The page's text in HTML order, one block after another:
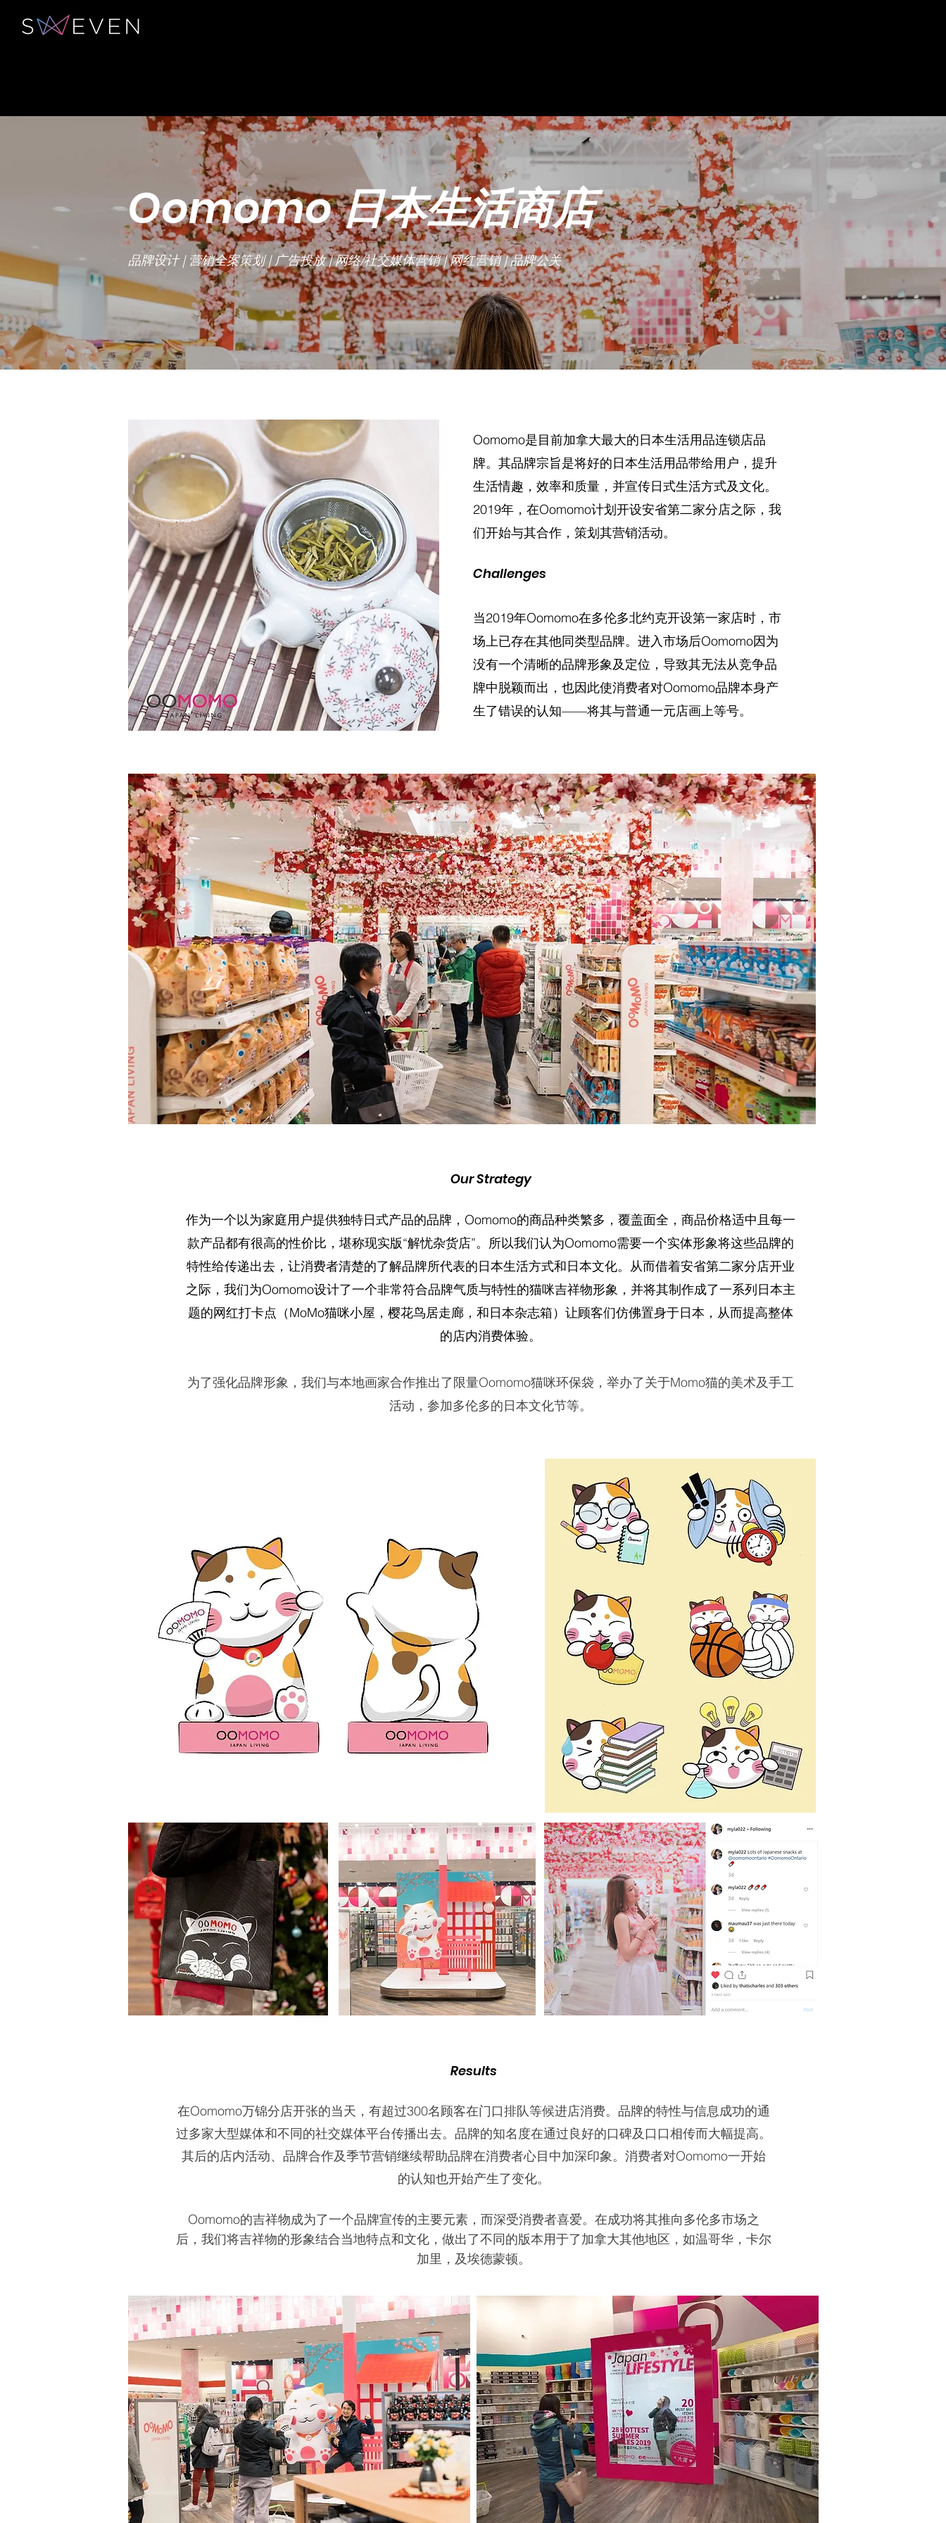
Oomomo日本生活商店
品牌设计 | 营销全案策划 | 广告投放 | 网络/社交媒体营销 | 网红营销 | 品牌公关
Oomomo是目前加拿大最大的日本生活用品连锁店品
牌。其品牌宗旨是将好的日本生活用品带给用户，提升
生活情趣，效率和质量，并宣传日式生活方式及文化。
2019年，在Oomomo计划开设安省第二家分店之际，我
们开始与其合作，策划其营销活动。
Challenges
当2019年Oomomo在多伦多北约克开设第一家店时，市
场上已存在其他同类型品牌。进入市场后Oomomo因为
没有一个清晰的品牌形象及定位，导致其无法从竞争品
牌中脱颖而出，也因此使消费者对Oomomo品牌本身产
生了错误的认知——将其与普通一元店画上等号。
Our Strategy
作为一个以为家庭用户提供独特日式产品的品牌，Oomomo的商品种类繁多，覆盖面全，商品价格适中且每一
款产品都有很高的性价比，堪称现实版“解忧杂货店”。所以我们认为Oomomo需要一个实体形象将这些品牌的
特性给传递出去，让消费者清楚的了解品牌所代表的日本生活方式和日本文化。从而借着安省第二家分店开业
之际，我们为Oomomo设计了一个非常符合品牌气质与特性的猫咪吉祥物形象，并将其制作成了一系列日本主
题的网红打卡点（MoMo猫咪小屋，樱花鸟居走廊，和日本杂志箱）让顾客们仿佛置身于日本，从而提高整体
的店内消费体验。
为了强化品牌形象，我们与本地画家合作推出了限量Oomomo猫咪环保袋，举办了关于Momo猫的美术及手工
活动，参加多伦多的日本文化节等。
Results
在Oomomo万锦分店开张的当天，有超过300名顾客在门口排队等候进店消费。品牌的特性与信息成功的通
过多家大型媒体和不同的社交媒体平台传播出去。品牌的知名度在通过良好的口碑及口口相传而大幅提高。
其后的店内活动、品牌合作及季节营销继续帮助品牌在消费者心目中加深印象。消费者对Oomomo一开始
的认知也开始产生了变化。
Oomomo的吉祥物成为了一个品牌宣传的主要元素，而深受消费者喜爱。在成功将其推向多伦多市场之
后，我们将吉祥物的形象结合当地特点和文化，做出了不同的版本用于了加拿大其他地区，如温哥华，卡尔
加里，及埃德蒙顿。